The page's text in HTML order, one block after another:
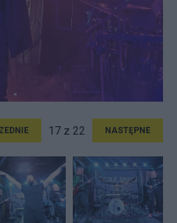
17 z 22 NASTĘPNE